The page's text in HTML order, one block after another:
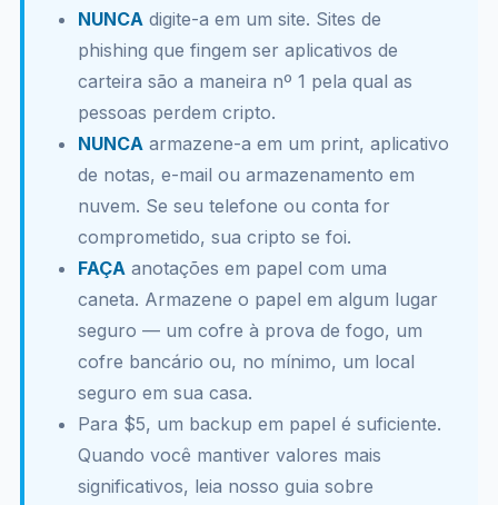
NUNCAdigite-a em um site. Sites de
phishing que fingem ser aplicativos de
carteira são a maneira nº 1 pela qual as
pessoas perdem cripto.
NUNCAarmazene-a em um print, aplicativo
de notas, e-mail ou armazenamento em
nuvem. Se seu telefone ou conta for
comprometido, sua cripto se foi.
FAÇAanotações em papel com uma
caneta. Armazene o papel em algum lugar
seguro — um cofre à prova de fogo, um
cofre bancário ou, no mínimo, um local
seguro em sua casa.
Para $5, um backup em papel é suficiente.
Quando você mantiver valores mais
significativos, leia nosso guia sobre